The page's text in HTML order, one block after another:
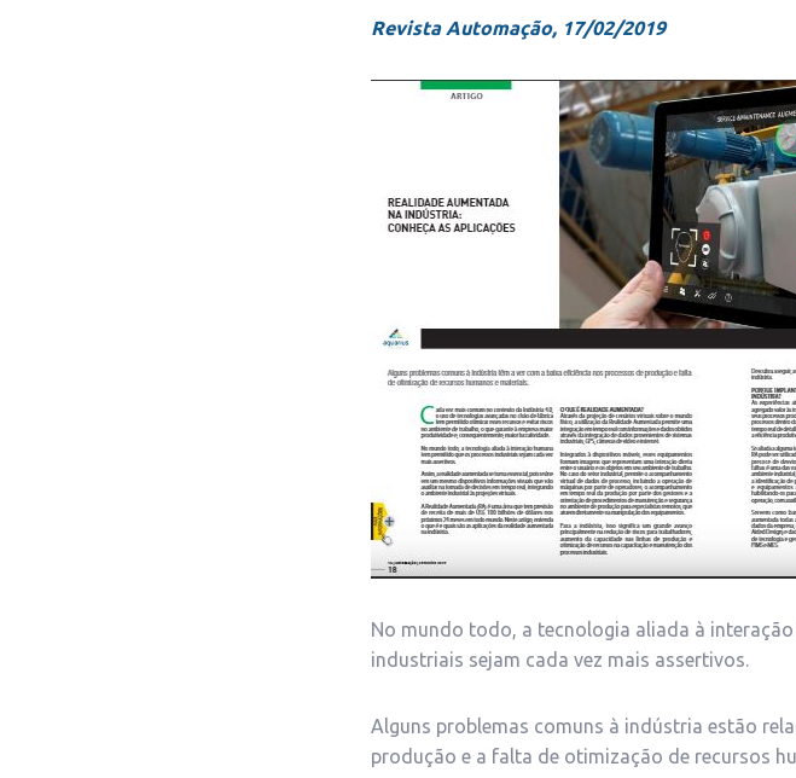
Revista Automação, 17/02/2019
No mundo todo, a tecnologia aliada à
industriais sejam cada vez mais assertivos.
Alguns problemas comuns à indústria estão
produção e a falta de otimização de recursos